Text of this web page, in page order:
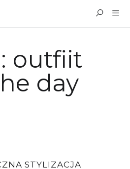
outfiit
day
STYLIZACJA